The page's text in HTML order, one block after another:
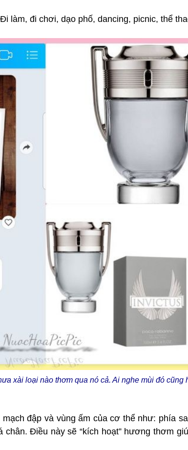
làm, đi chơi, dạo phố, dancing, picnic, thể
xài loại nào thơm qua nó cả. Ai nghe mùi đó cũng
đập và vùng ấm của cơ thể như: phía
chân. Điều này sẽ “kích hoạt” hương thơm